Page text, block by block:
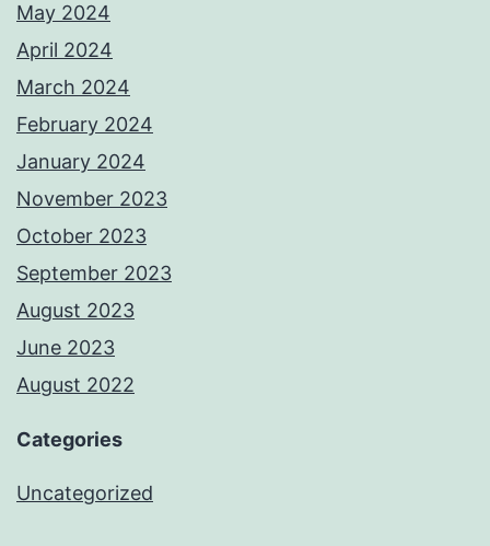
May 2024
April 2024
March 2024
February 2024
January 2024
November 2023
October 2023
September 2023
August 2023
June 2023
August 2022
Categories
Uncategorized